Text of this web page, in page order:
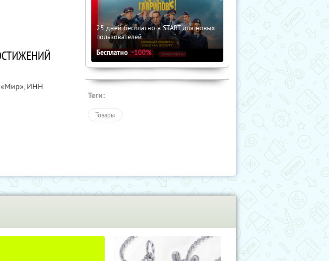
«Мир»,ИНН
25 дней бесплатно в START для новых
пользователей
Бесплатно -100%
Теги:
Товары